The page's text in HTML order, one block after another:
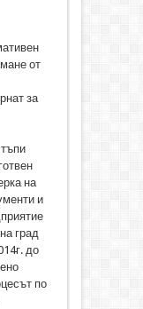
от
за
на
и
град
до
по